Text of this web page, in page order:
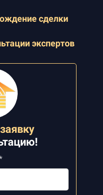
сделки
экспертов